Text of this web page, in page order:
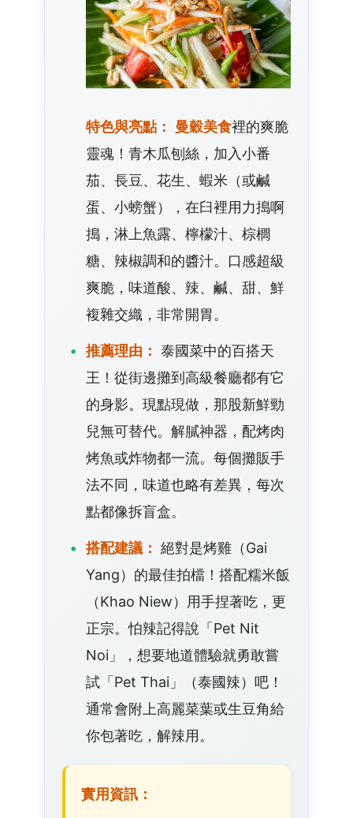
特色與亮點： 曼穀美食裡的爽脆
靈魂！青木瓜刨絲，加入小番
茄、長豆、花生、蝦米（或鹹
蛋、小螃蟹），在臼裡用力搗啊
搗，淋上魚露、檸檬汁、棕櫚
糖、辣椒調和的醬汁。口感超級
爽脆，味道酸、辣、鹹、甜、鮮
複雜交織，非常開胃。
推薦理由： 泰國菜中的百搭天
王！從街邊攤到高級餐廳都有它
的身影。現點現做，那股新鮮勁
兒無可替代。解膩神器，配烤肉
烤魚或炸物都一流。每個攤販手
法不同，味道也略有差異，每次
點都像拆盲盒。
搭配建議： 絕對是烤雞（Gai
Yang）的最佳拍檔！搭配糯米飯
（Khao Niew）用手捏著吃，更
正宗。怕辣記得說「Pet Nit
Noi」，想要地道體驗就勇敢嘗
試「Pet Thai」（泰國辣）吧！
通常會附上高麗菜葉或生豆角給
你包著吃，解辣用。
實用資訊：